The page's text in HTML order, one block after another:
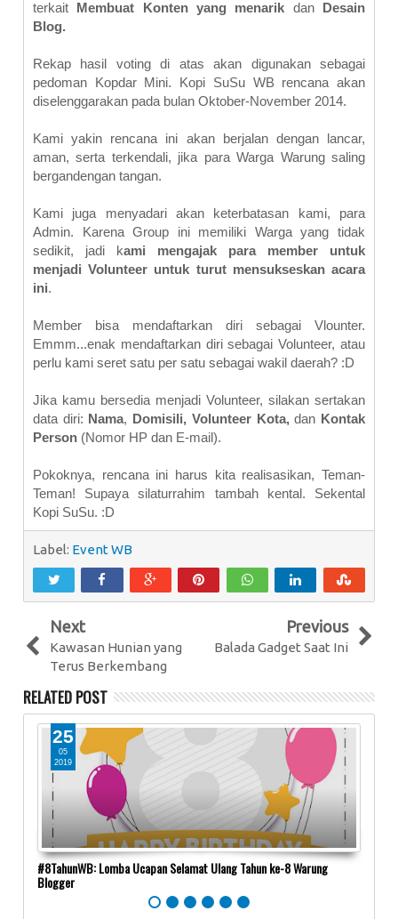
terkait Membuat Konten yang menarik dan Desain
Blog.
Rekap hasil voting di atas akan digunakan sebagai
pedoman Kopdar Mini. Kopi SuSu WB rencana akan
diselenggarakan pada bulan Oktober-November 2014.
Kami yakin rencana ini akan berjalan dengan lancar,
aman, serta terkendali, jika para Warga Warung saling
bergandengan tangan.
Kami juga menyadari akan keterbatasan kami, para
Admin. Karena Group ini memiliki Warga yang tidak
sedikit, jadi kami mengajak para member untuk
menjadi Volunteer untuk turut mensukseskan acara
ini.
Member bisa mendaftarkan diri sebagai Vlounter.
Emmm...enak mendaftarkan diri sebagai Volunteer, atau
perlu kami seret satu per satu sebagai wakil daerah? :D
Jika kamu bersedia menjadi Volunteer, silakan sertakan
data diri: Nama, Domisili, Volunteer Kota,dan Kontak
Person (Nomor HP dan E-mail).
Pokoknya, rencana ini harus kita realisasikan, Teman-
Teman! Supaya silaturrahim tambah kental. Sekental
Kopi SuSu. :D
Label: Event WB
Next
Kawasan Hunian yang
Terus Berkembang
Previous
Balada Gadget Saat Ini
RELATED POST
25
05
2019
#8TahunWB: Lomba Ucapan Selamat Ulang Tahun ke-8 Warung
Blogger